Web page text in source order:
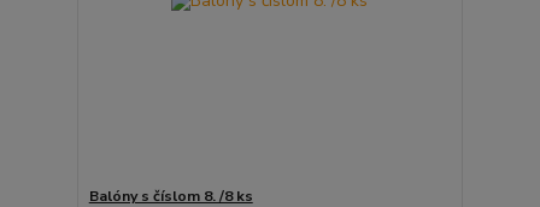
Balóny s číslom 8. /8 ks